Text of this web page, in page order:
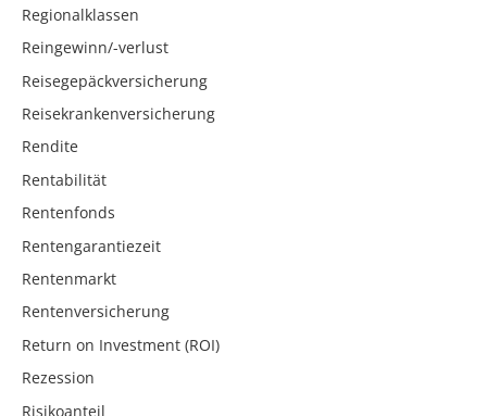
Regionalklassen
Reingewinn/-verlust
Reisegepäckversicherung
Reisekrankenversicherung
Rendite
Rentabilität
Rentenfonds
Rentengarantiezeit
Rentenmarkt
Rentenversicherung
Return on Investment (ROI)
Rezession
Risikoanteil